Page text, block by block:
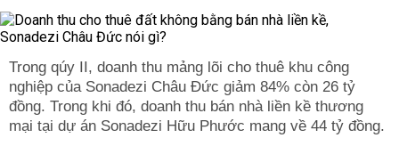
Trong qúy II, doanh thu mảng lõi cho thuê khu công
nghiệp của Sonadezi Châu Đức giảm 84% còn 26 tỷ
đồng. Trong khi đó, doanh thu bán nhà liền kề thương
mại tại dự án Sonadezi Hữu Phước mang về 44 tỷ đồng.